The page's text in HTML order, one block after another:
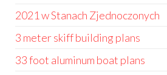
2021 w Stanach Zjednoczonych
3 meter skiff building plans
33 foot aluminum boat plans